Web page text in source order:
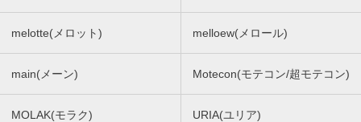
melotte(メロット) melloew(メロール)
main(メーン) Motecon(モテコン/超モテコン)
MOLAK(モラク) URIA(ユリア)